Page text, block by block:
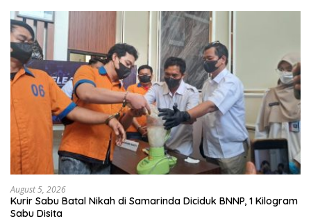
August 5, 2026
Kurir Sabu Batal Nikah di Samarinda Diciduk BNNP, 1 Kilogram
Sabu Disita